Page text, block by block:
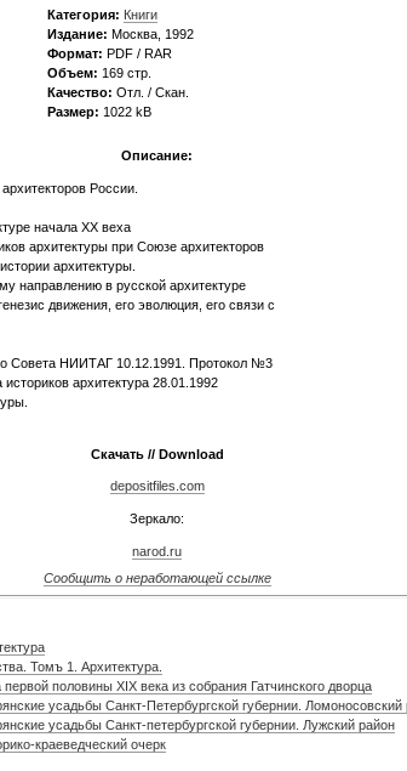
Категория: Книги
Издание: Москва, 1992
Формат: PDF / RAR
Объем: 169 стр.
Качество: Отл. / Скан.
Размер: 1022 kB
Описание:
России.
начала XX веха
архитектуры при Союзе архитекторов
архитектуры.
направлению в русской архитектуре
движения, его эволюция, его связи с
Совета НИИТАГ 10.12.1991. Протокол №3
архитектура 28.01.1992
Скачать // Download
depositfiles.com
Зеркало:
narod.ru
Сообщить о неработающей ссылке
Томъ 1. Архитектура.
половины XIX века из собрания Гатчинского дворца
усадьбы Санкт-Петербургской губернии. Ломоносовский
усадьбы Санкт-петербургской губернии. Лужский район
краеведческий очерк